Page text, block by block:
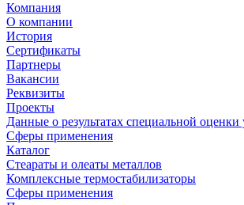
Компания
О компании
История
Сертификаты
Партнеры
Вакансии
Реквизиты
Проекты
Данные о результатах специальной оценки
Сферы применения
Каталог
Стеараты и олеаты металлов
Комплексные термостабилизаторы
Сферы применения